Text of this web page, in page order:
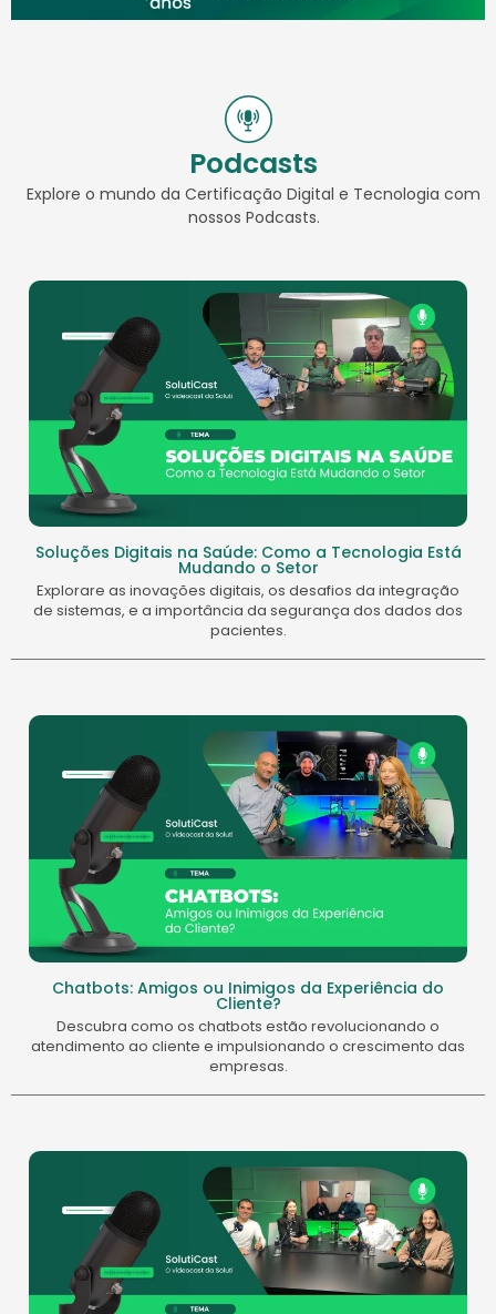
Podcasts
Explore o mundo da Certificação Digital e Tecnologia com
nossos Podcasts.
Soluções Digitais na Saúde: Como a Tecnologia Está
Mudando o Setor
Explorare as inovações digitais, os desafios da integração
de sistemas, e a importância da segurança dos dados dos
pacientes.
Chatbots: Amigos ou Inimigos da Experiência do
Cliente?
Descubra como os chatbots estão revolucionando o
atendimento ao cliente e impulsionando o crescimento das
empresas.